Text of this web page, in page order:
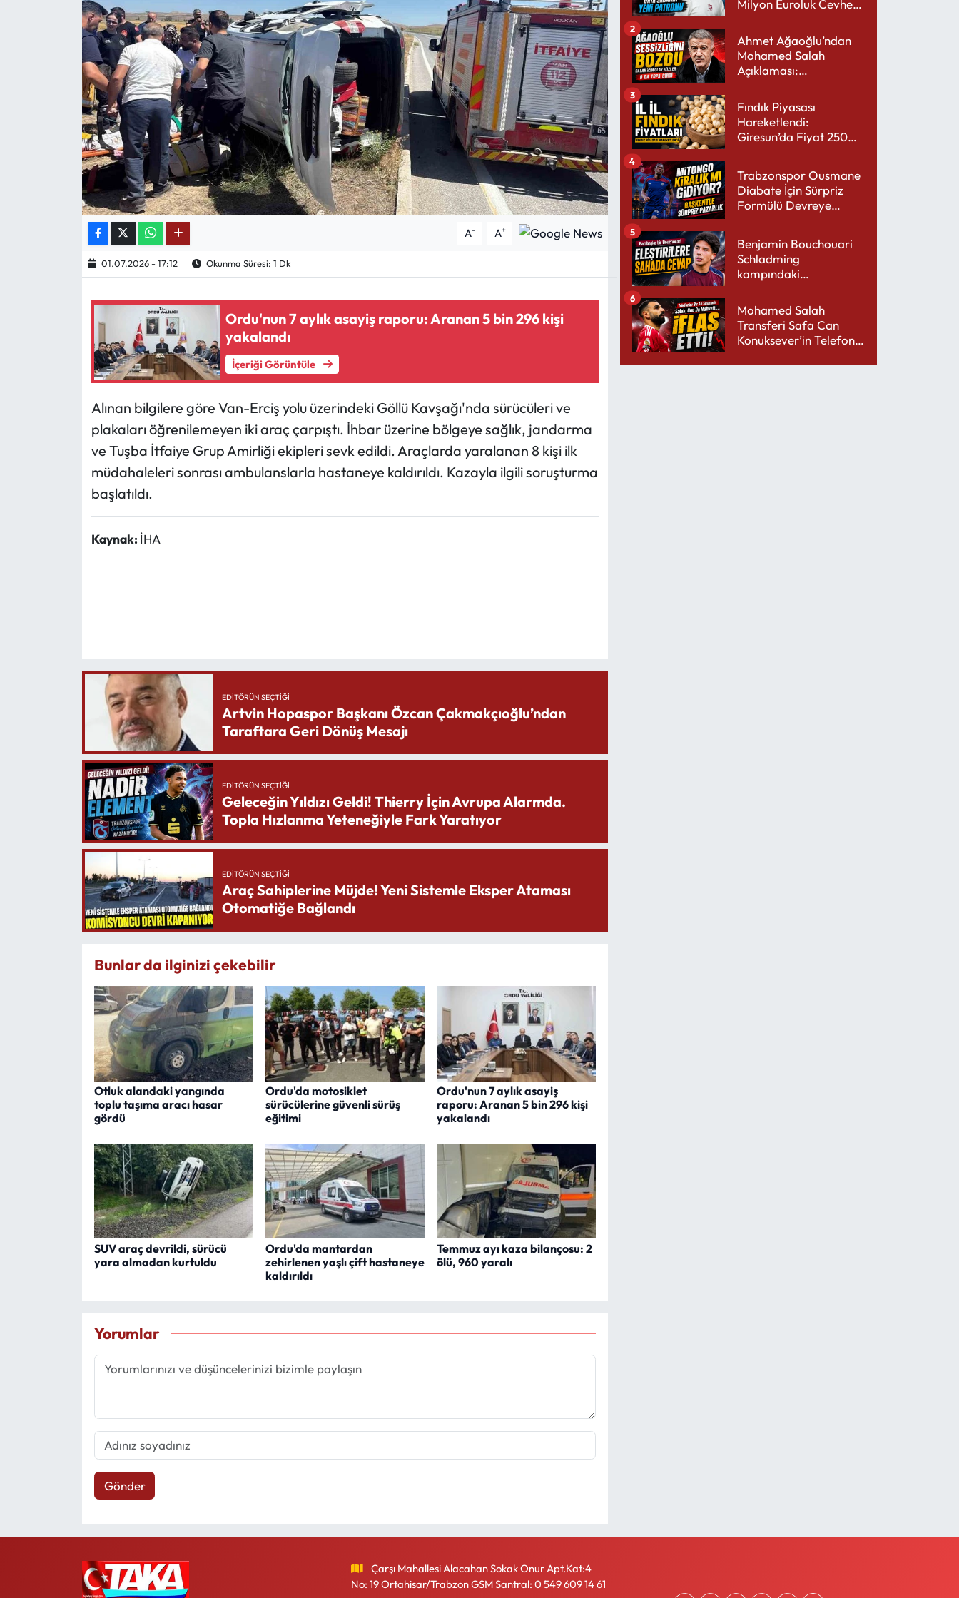
A- A+
01.07.2026 - 17:12 Okunma Süresi: 1 Dk
Ordu'nun 7 aylık asayiş raporu: Aranan 5 bin 296 kişi
yakalandı
İçeriği Görüntüle
Alınan bilgilere göre Van-Erciş yolu üzerindeki Göllü Kavşağı'nda sürücüleri ve
plakaları öğrenilemeyen iki araç çarpıştı. İhbar üzerine bölgeye sağlık, jandarma
ve Tuşba İtfaiye Grup Amirliği ekipleri sevk edildi. Araçlarda yaralanan 8 kişi ilk
müdahaleleri sonrası ambulanslarla hastaneye kaldırıldı. Kazayla ilgili soruşturma
başlatıldı.
Kaynak: İHA
EDITÖRÜN SEÇTIĞI
Artvin Hopaspor Başkanı Özcan Çakmakçıoğlu’ndan
Taraftara Geri Dönüş Mesajı
EDITÖRÜN SEÇTIĞI
Geleceğin Yıldızı Geldi! Thierry İçin Avrupa Alarmda.
Topla Hızlanma Yeteneğiyle Fark Yaratıyor
EDITÖRÜN SEÇTIĞI
Araç Sahiplerine Müjde! Yeni Sistemle Eksper Ataması
Otomatiğe Bağlandı
Bunlar da ilginizi çekebilir
Otluk alandaki yangında
toplu taşıma aracı hasar
gördü
Ordu'da motosiklet
sürücülerine güvenli sürüş
eğitimi
Ordu'nun 7 aylık asayiş
raporu: Aranan 5 bin 296 kişi
yakalandı
SUV araç devrildi, sürücü
yara almadan kurtuldu
Ordu'da mantardan
zehirlenen yaşlı çift hastaneye
kaldırıldı
Temmuz ayı kaza bilançosu: 2
ölü, 960 yaralı
Yorumlar
Gönder
Milyon Euroluk Cevheri
Ahmet Ağaoğlu’ndan
Mohamed Salah
Açıklaması:
Yakışır
2
Fındık Piyasası
Hareketlendi:
Giresun’da Fiyat 250
3
Trabzonspor Ousmane
Diabate İçin Sürpriz
Formülü Devreye
4
Benjamin Bouchouari
Schladming
kampındaki
5
Mohamed Salah
Transferi Safa Can
Konuksever’in Telefon
6
Çarşı Mahallesi Alacahan Sokak Onur Apt.Kat:4
No: 19 Ortahisar/Trabzon GSM Santral: 0 549 609 14 61
Mektup Galeri
Röportaj
Manşet
Köşe Yazıları
Karikatür Galeri
ASTROLOJİ
Spor Yazıları